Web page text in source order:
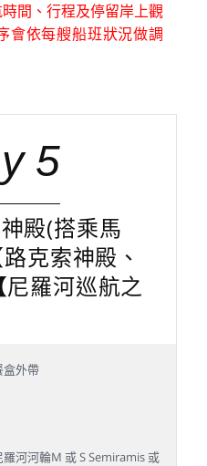
間、行程及停留岸上觀
會依每艘船班狀況做調
5
殿(搭乘馬
克索神殿、
羅河巡航之
盒外帶
河輪M 或 S Semiramis 或